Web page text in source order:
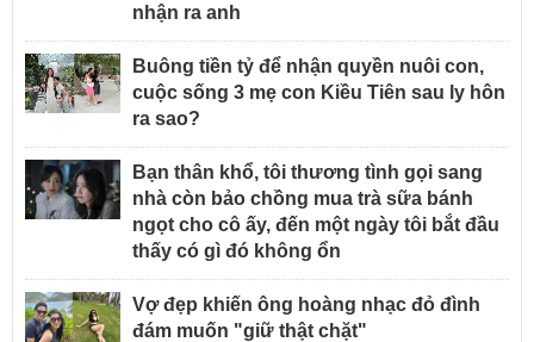
nhận ra anh
Buông tiền tỷ để nhận quyền nuôi con,
cuộc sống 3 mẹ con Kiều Tiên sau ly hôn
ra sao?
Bạn thân khổ, tôi thương tình gọi sang
nhà còn bảo chồng mua trà sữa bánh
ngọt cho cô ấy, đến một ngày tôi bắt đầu
thấy có gì đó không ổn
Vợ đẹp khiến ông hoàng nhạc đỏ đình
đám muốn "giữ thật chặt"